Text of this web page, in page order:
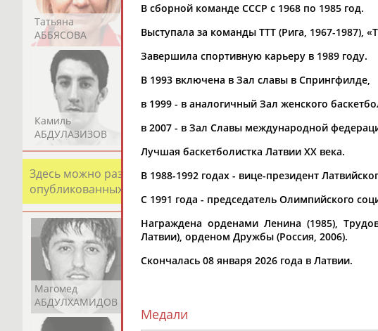
Татьяна
АББЯСОВА
АБДИКАРИМОВА
АБДРАХМАНОВ
Камиль
АБДУЛАЗИЗОВ
АБДУЛБЕКОВ
АБДУЛДАУДОВ
Здесь можно разместить информацию о хорошо известном
опубликованных записях. Страна должна знать своих героев!
Магомед
АБДУЛХАМИДОВ
В сборной команде СССР с 1968 по 1985 год.
Выступала за команды ТТТ (Рига, 1967-1987),
Завершила спортивную карьеру в 1989 году.
В 1993 включена в Зал славы в Спрингфилде,
в 1999 - в аналогичный Зал женского
в 2007 - в Зал Славы международной
Лучшая баскетболистка Латвии XX века.
В 1988-1992 годах - вице-президент
С 1991 года - председатель Олимпийского
Награждена орденами Ленина (1985),
Латвии), орденом Дружбы (Россия, 2006).
Скончалась 08 января 2026 года в Латвии.
Медали